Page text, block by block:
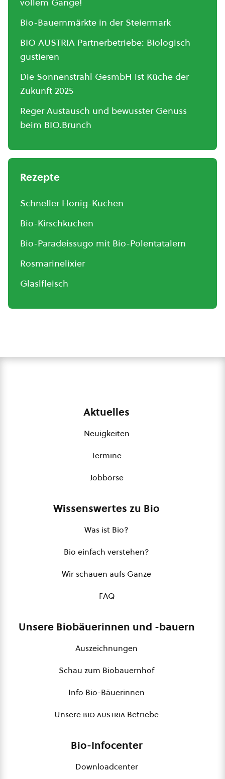
Bio-Bauernmärkte in der Steiermark
BIO AUSTRIA Partnerbetriebe: Biologisch
gustieren
Die Sonnenstrahl GesmbH ist Küche der
Zukunft 2025
Reger Austausch und bewusster Genuss
beim BIO.Brunch
Rezepte
Schneller Honig-Kuchen
Bio-Kirschkuchen
Bio-Paradeissugo mit Bio-Polentatalern
Rosmarinelixier
Glaslfleisch
Aktuelles
Neuigkeiten
Termine
Jobbörse
Wissenswertes zu Bio
Was ist Bio?
Bio einfach verstehen?
Wir schauen aufs Ganze
FAQ
Unsere Biobäuerinnen und -bauern
Auszeichnungen
Schau zum Biobauernhof
Info Bio-Bäuerinnen
Unsere bio austria Betriebe
Bio-Infocenter
Downloadcenter